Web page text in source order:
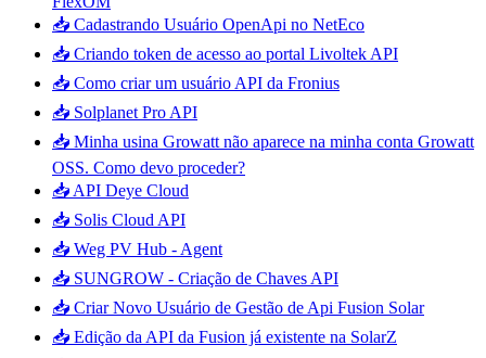
📥 Cadastrando Usuário OpenApi no NetEco
📥 Criando token de acesso ao portal Livoltek API
📥 Como criar um usuário API da Fronius
📥 Solplanet Pro API
📥 Minha usina Growatt não aparece na minha conta Growatt
OSS. Como devo proceder?
📥 API Deye Cloud
📥 Solis Cloud API
📥 Weg PV Hub - Agent
📥 SUNGROW - Criação de Chaves API
📥 Criar Novo Usuário de Gestão de Api Fusion Solar
📥 Edição da API da Fusion já existente na SolarZ